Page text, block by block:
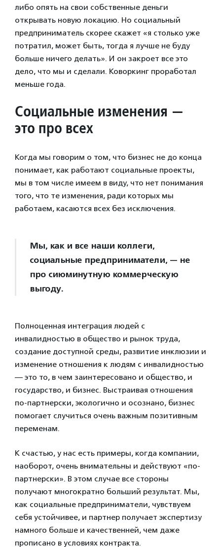
либо опять на свои собственные деньги
открывать новую локацию. Но социальный
предприниматель скорее скажет «я столько уже
потратил, может быть, тогда я лучше не буду
больше ничего делать». И он закроет все это
дело, что мы и сделали. Коворкинг проработал
меньше года.
Социальные изменения —
это про всех
Когда мы говорим о том, что бизнес не до конца
понимает, как работают социальные проекты,
мы в том числе имеем в виду, что нет понимания
того, что те изменения, ради которых мы
работаем, касаются всех без исключения.
Мы, как и все наши коллеги,
социальные предприниматели, — не
про сиюминутную коммерческую
выгоду.
Полноценная интеграция людей с
инвалидностью в общество и рынок труда,
создание доступной среды, развитие инклюзии и
изменение отношения к людям с инвалидностью
— это то, в чем заинтересовано и общество, и
государство, и бизнес. Выстраивая отношения
по-партнерски, экологично и осознано, бизнес
помогает случиться очень важным позитивным
переменам.
К счастью, у нас есть примеры, когда компании,
наоборот, очень внимательны и действуют «по-
партнерски». В этом случае все стороны
получают многократно больший результат. Мы,
как социальные предприниматели, чувствуем
себя устойчивее, и партнер получает экспертизу
намного больше и качественней, чем даже
прописано в условиях контракта.